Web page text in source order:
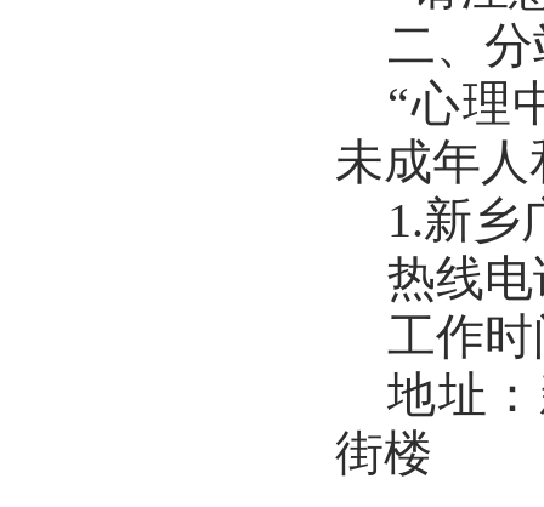
二、
“心理
未成年
1.新乡
热线
工作
地址
街楼